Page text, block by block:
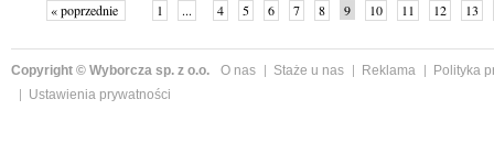
« poprzednie 1 ... 4 5 6 7 8 9 10 11 12 13
Copyright © Wyborcza sp. z o.o. O nas Staże u nas Reklama
Polityka
Ustawienia prywatności